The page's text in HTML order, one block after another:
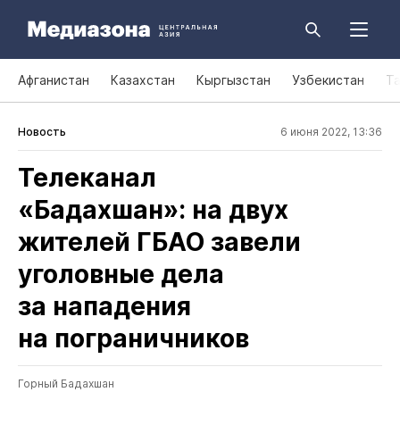
Афганистан Казахстан Кыргызстан Узбекистан
Новость 6 июня 2022, 13:36
Телеканал
«Бадахшан»: на двух
жителей ГБАО завели
уголовные дела
за нападения
на пограничников
Горный Бадахшан